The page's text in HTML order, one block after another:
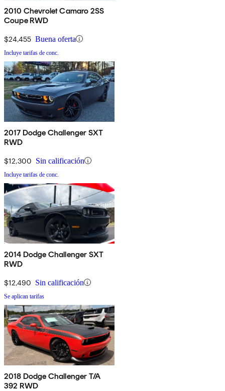
2010 Chevrolet Camaro 2SS
Coupe RWD
$24,455 Buena oferta
Incluye tarifas de conc.
2017 Dodge Challenger SXT
RWD
$12,300 Sin calificación
Incluye tarifas de conc.
2014 Dodge Challenger SXT
RWD
$12,490 Sin calificación
Se aplican tarifas
2018 Dodge Challenger T/A
392 RWD